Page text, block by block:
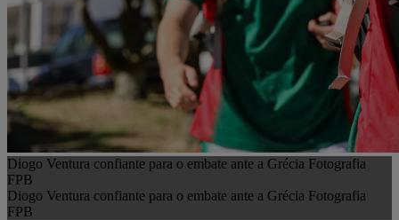
Diogo Ventura confiante para o embate ante a Grécia Fotografia
FPB
Diogo Ventura confiante para o embate ante a Grécia Fotografia
FPB